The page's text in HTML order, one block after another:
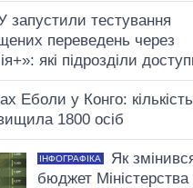
запустили тестування
переведень через
які підрозділи
Еболи у Конго:
1800 осіб
ІНФОГРАФІКА
Як
бюджет Міністерства